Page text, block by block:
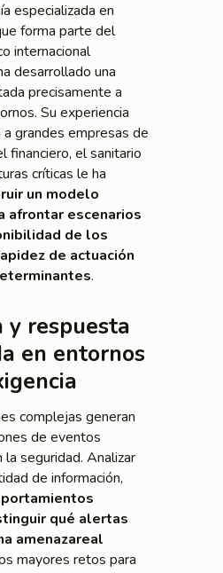
especializada en
forma parte del
internacional
desarrollado una
precisamente a
Su experiencia
grandes empresas de
financiero, el sanitario
críticas le ha
un modelo
afrontar escenarios
de los
de actuación
.
y respuesta
en entornos
complejas generan
de eventos
la seguridad. Analizar
de información,
qué alertas
amenazareal
mayores retos para